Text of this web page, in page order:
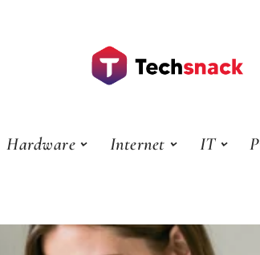
Hardware Internet IT